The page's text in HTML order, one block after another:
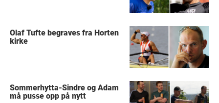
Olaf Tufte begraves fra Horten
kirke
Sommerhytta-Sindre og Adam
må pusse opp på nytt